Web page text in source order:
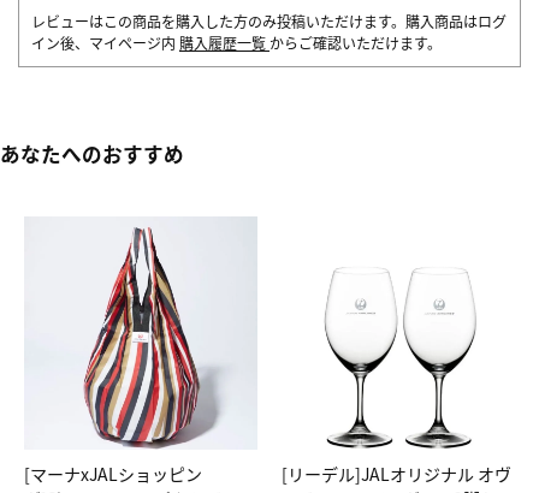
レビューはこの商品を購入した方のみ投稿いただけます。購入商品はログ
イン後、マイページ内 購入履歴一覧 からご確認いただけます。
あなたへのおすすめ
[マーナxJALショッピン
[リーデル]JALオリジナル オヴ